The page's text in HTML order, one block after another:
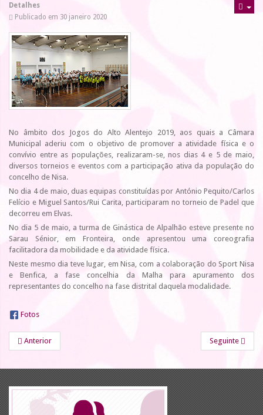
Detalhes
Publicado em 30 janeiro 2020
No âmbito dos Jogos do Alto Alentejo 2019, aos quais a Câmara
Municipal aderiu com o objetivo de promover a atividade física e o
convívio entre as populações, realizaram-se, nos dias 4 e 5 de maio,
diversos torneios e eventos com a participação ativa da população do
concelho de Nisa.
No dia 4 de maio, duas equipas constituídas por António Pequito/Carlos
Felício e Miguel Santos/Rui Carita, participaram no torneio de Padel que
decorreu em Elvas.
No dia 5 de maio, a turma de Ginástica de Alpalhão esteve presente no
Sarau Sénior, em Fronteira, onde apresentou uma coreografia
facilitadora da mobilidade e da atividade física.
Neste mesmo dia teve lugar, em Nisa, com a colaboração do Sport Nisa
e Benfica, a fase concelhia da Malha para apuramento dos
representantes do concelho na fase distrital daquela modalidade.
Fotos
Anterior Seguinte